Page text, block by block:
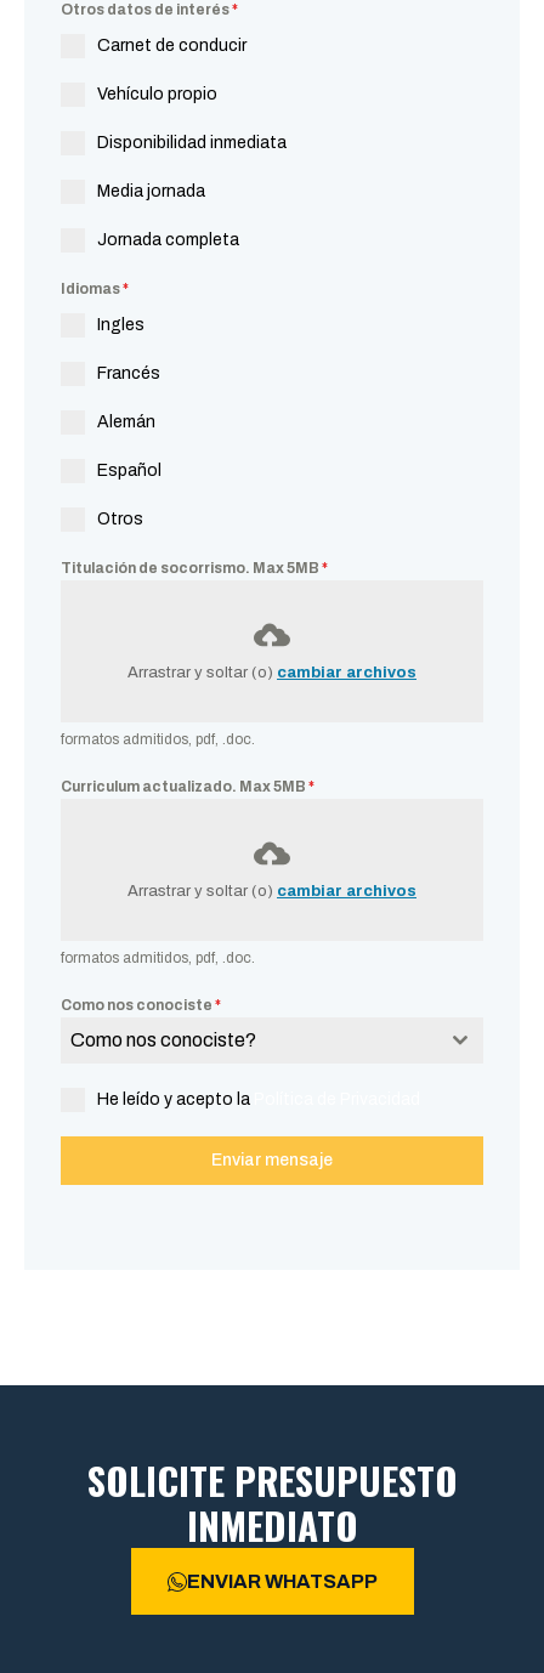
Otros datos de interés*
Carnet de conducir
Vehículo propio
Disponibilidad inmediata
Media jornada
Jornada completa
Idiomas*
Ingles
Francés
Alemán
Español
Otros
Titulación de socorrismo. Max 5MB *
Arrastrar y soltar (o) cambiar archivos
formatos admitidos, pdf, .doc.
Curriculum actualizado. Max 5MB *
Arrastrar y soltar (o) cambiar archivos
formatos admitidos, pdf, .doc.
Como nos conociste *
Como nos conociste?
He leído y acepto la
Enviar mensaje
SOLICITE PRESUPUESTO
INMEDIATO
ENVIAR WHATSAPP